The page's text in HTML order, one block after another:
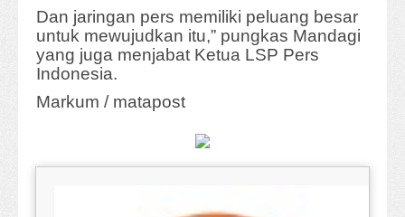
Dan jaringan pers memiliki peluang besar
untuk mewujudkan itu,” pungkas Mandagi
yang juga menjabat Ketua LSP Pers
Indonesia.
Markum / matapost